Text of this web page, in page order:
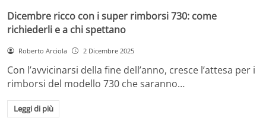
Dicembre ricco con i super rimborsi 730: come
richiederli e a chi spettano
Roberto Arciola 2 Dicembre 2025
Con l’avvicinarsi della fine dell’anno, cresce l’attesa per i
rimborsi del modello 730 che saranno…
Leggi di più